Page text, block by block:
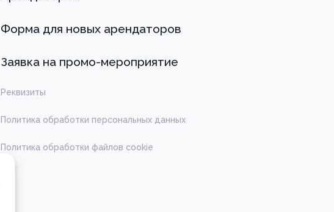
Форма для новых арендаторов
Заявка на промо-мероприятие
Реквизиты
Политика обработки персональных данных
Политика обработки файлов cookie